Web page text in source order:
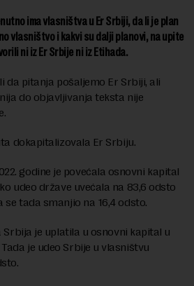
ima vlasništva u Er Srbiji, da li je plan
vlasništvo i kakvi su dalji planovi, na upite
ni iz Er Srbije ni iz Etihada.
da pitanja pošaljemo Er Srbiji, ali
do objavljivanja teksta nije
dokapitalizovala Er Srbiju.
godine je povećala osnovni kapital
udeo države uvećala na 83,6 odsto
se tada smanjio na 16,4 odsto.
Srbija je uplatila u osnovni kapital u
je udeo Srbije u vlasništvu